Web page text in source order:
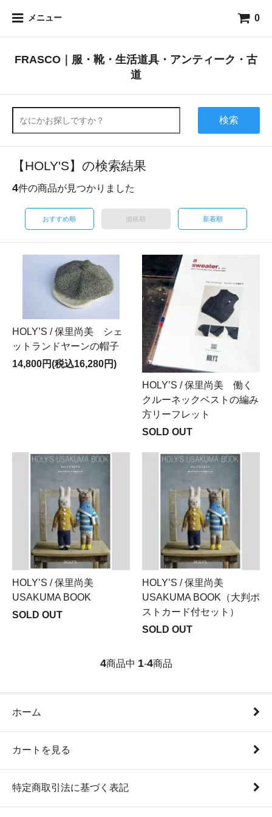
メニュー 0
FRASCO｜服・靴・生活道具・アンティーク・古
道
検索
【HOLY'S】の検索結果
4件の商品が見つかりました
おすすめ順 価格順 新着順
HOLY’S / 保里尚美 シェ
ットランドヤーンの帽子
14,800円(税込16,280円)
HOLY’S / 保里尚美 働く
クルーネックベストの編み
方リーフレット
SOLD OUT
HOLY’S / 保里尚美
USAKUMA BOOK
SOLD OUT
HOLY’S / 保里尚美
USAKUMA BOOK（大判ポ
ストカード付セット）
SOLD OUT
4商品中 1-4商品
ホーム
カートを見る
特定商取引法に基づく表記